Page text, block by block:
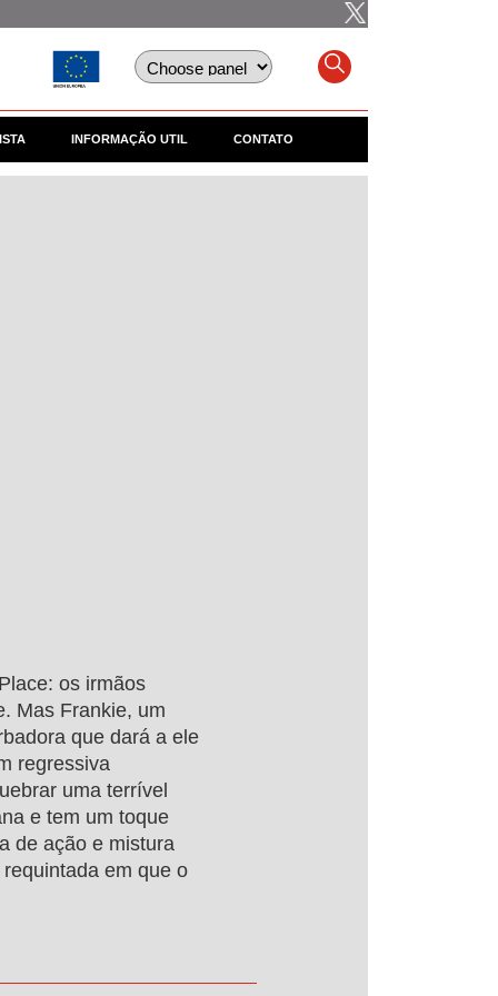
INFORMAÇÃO UTIL CONTATO
os irmãos
Mas Frankie, um
que dará a ele
regressiva
uma terrível
e tem um toque
de ação e mistura
em que o